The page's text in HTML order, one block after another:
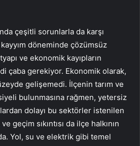
çeşitli sorunlarla da karşı
kayyım döneminde çözümsüz
ve ekonomik kayıpların
çaba gerekiyor. Ekonomik olarak,
gelişemedi. İlçenin tarım ve
bulunmasına rağmen, yetersiz
dolayı bu sektörler istenilen
geçim sıkıntısı da ilçe halkının
Yol, su ve elektrik gibi temel